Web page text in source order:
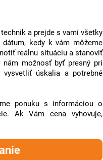
a prejde s vami všetky
kedy k vám môžeme
reálnu situáciu a stanoviť
nám možnosť byť presný pri
úskalia a potrebné
ponuku s informáciou o
Ak Vám cena vyhovuje,